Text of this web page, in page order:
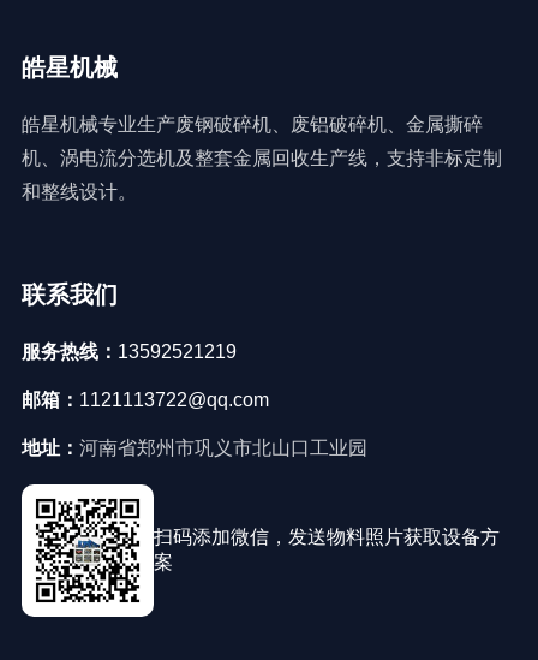
皓星机械
皓星机械专业生产废钢破碎机、废铝破碎机、金属撕碎
机、涡电流分选机及整套金属回收生产线，支持非标定制
和整线设计。
联系我们
服务热线： 13592521219
邮箱： 1121113722@qq.com
地址： 河南省郑州市巩义市北山口工业园
扫码添加微信，发送物料照片获取设备方
案